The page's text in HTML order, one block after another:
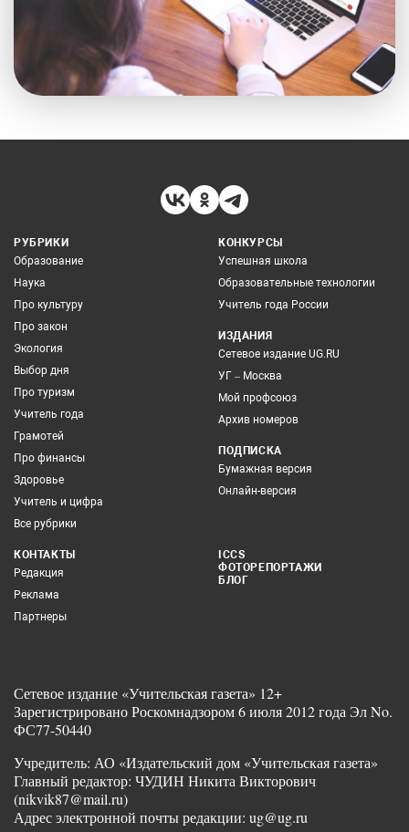
РУБРИКИ
Образование
Наука
Про культуру
Про закон
Экология
Выбор дня
Про туризм
Учитель года
Грамотей
Про финансы
Здоровье
Учитель и цифра
Все рубрики
КОНКУРСЫ
Успешная школа
Образовательные технологии
Учитель года России
ИЗДАНИЯ
Сетевое издание UG.RU
УГ – Москва
Мой профсоюз
Архив номеров
ПОДПИСКА
Бумажная версия
Онлайн-версия
КОНТАКТЫ
Редакция
Реклама
Партнеры
ICCS
ФОТОРЕПОРТАЖИ
БЛОГ
Сетевое издание «Учительская газета» 12+
Зарегистрировано Роскомнадзором 6 июля 2012 года Эл No.
ФС77-50440
Учредитель: АО «Издательский дом «Учительская газета»
Главный редактор: ЧУДИН Никита Викторович
(nikvik87@mail.ru)
Адрес электронной почты редакции: ug@ug.ru